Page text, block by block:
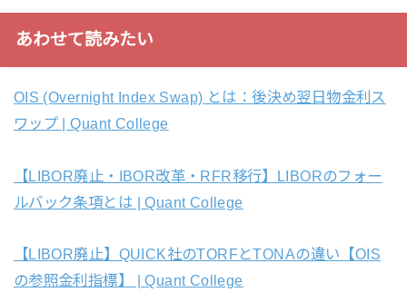
あわせて読みたい
OIS (Overnight Index Swap) とは：後決め翌日物金利ス
ワップ | Quant College
【LIBOR廃止・IBOR改革・RFR移行】LIBORのフォー
ルバック条項とは | Quant College
【LIBOR廃止】QUICK社のTORFとTONAの違い【OIS
の参照金利指標】 | Quant College